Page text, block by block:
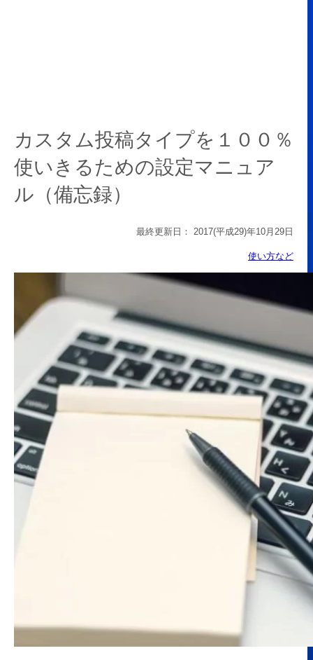
カスタム投稿タイプを１００％
使いきるための設定マニュア
ル（備忘録）
最終更新日： 2017(平成29)年10月29日
使い方など